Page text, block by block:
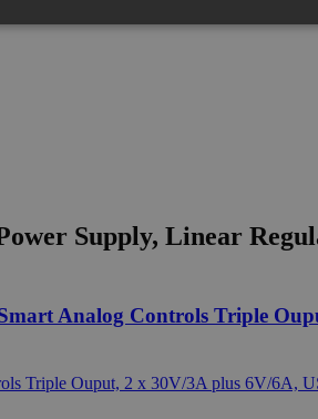
Supply, Linear
Analog Controls Triple